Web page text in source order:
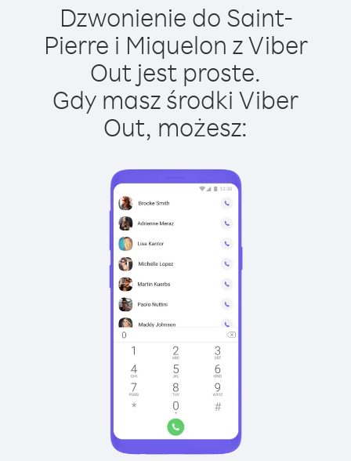
Dzwonienie do Saint-
Pierre i Miquelon z Viber
Out jest proste.
Gdy masz środki Viber
Out, możesz: